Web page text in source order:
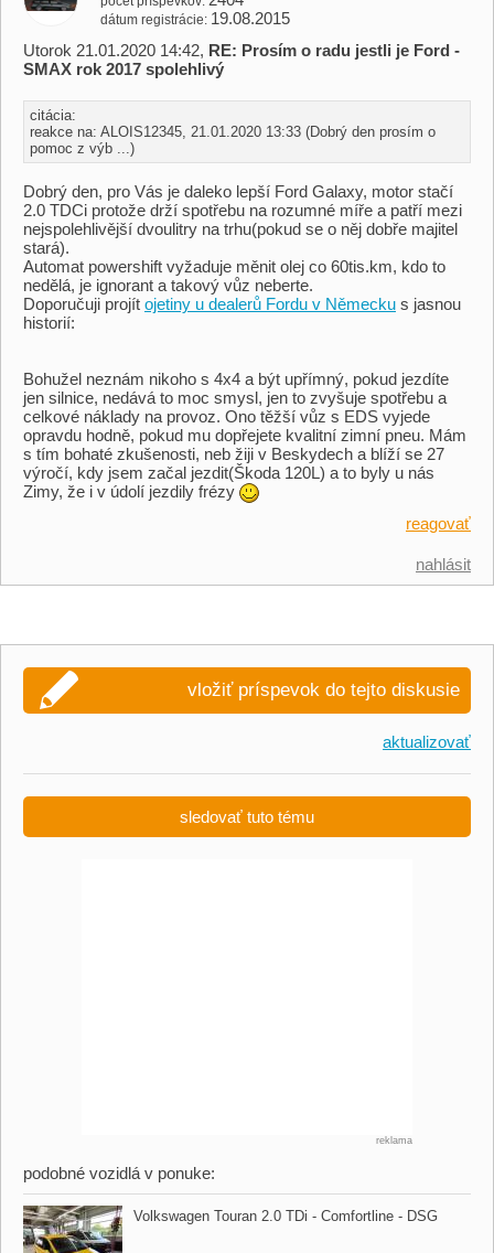
dátum registrácie 19.08.2015
Utorok 21.01.2020 14:42, RE: Prosím o radu jestli je Ford -
SMAX rok 2017 spolehlivý
citácia:
reakce na: ALOIS12345, 21.01.2020 13:33 (Dobrý den prosím o
pomoc z výb ...)
Dobrý den, pro Vás je daleko lepší Ford Galaxy, motor stačí
2.0 TDCi protože drží spotřebu na rozumné míře a patří mezi
nejspolehlivější dvoulitry na trhu(pokud se o něj dobře majitel
stará).
Automat powershift vyžaduje měnit olej co 60tis.km, kdo to
nedělá, je ignorant a takový vůz neberte.
Doporučuji projít ojetiny u dealerů Fordu v Německu s jasnou
historií:
Bohužel neznám nikoho s 4x4 a být upřímný, pokud jezdíte
jen silnice, nedává to moc smysl, jen to zvyšuje spotřebu a
celkové náklady na provoz. Ono těžší vůz s EDS vyjede
opravdu hodně, pokud mu dopřejete kvalitní zimní pneu. Mám
s tím bohaté zkušenosti, neb žiji v Beskydech a blíží se 27
výročí, kdy jsem začal jezdit(Škoda 120L) a to byly u nás
Zimy, že i v údolí jezdily frézy
reagovať
nahlásit
vložiť príspevok do tejto diskusie
aktualizovať
sledovať tuto tému
reklama
podobné vozidlá v ponuke:
Volkswagen Touran 2.0 TDi ​- Comfortline ​- DSG